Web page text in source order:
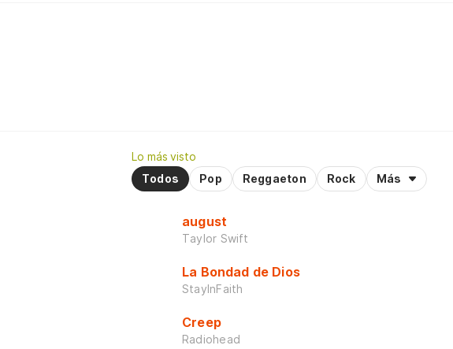
Lo más visto
Todos
Pop Reggaeton Rock Más
august
Taylor Swift
La Bondad de Dios
StayInFaith
Creep
Radiohead